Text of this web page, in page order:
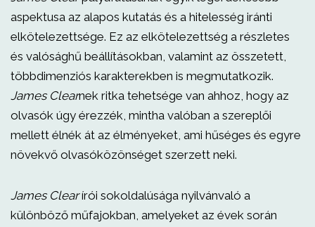
aspektusa az alapos kutatás és a hitelesség iránti
elkötelezettsége. Ez az elkötelezettség a részletes
és valósághű beállításokban, valamint az összetett,
többdimenziós karakterekben is megmutatkozik.
James Clearnek ritka tehetsége van ahhoz, hogy az
olvasók úgy érezzék, mintha valóban a szereplői
mellett élnék át az élményeket, ami hűséges és egyre
növekvő olvasóközönséget szerzett neki.
James Clearírói sokoldalúsága nyilvánvaló a
különböző műfajokban, amelyeket az évek során